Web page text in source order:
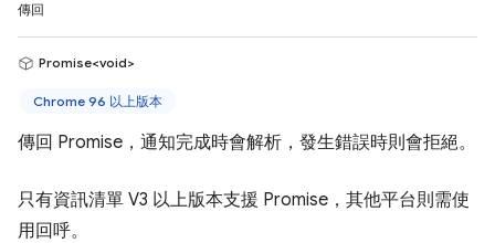
傳回
Promise<void>
Chrome 96 以上版本
傳回 Promise，通知完成時會解析，發生錯誤時則會拒絕。
只有資訊清單 V3 以上版本支援 Promise，其他平台則需使
用回呼。